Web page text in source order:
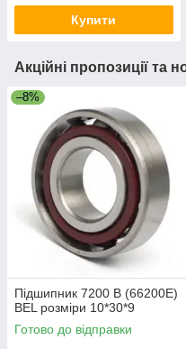
Купити
Акційні пропозиції та
–8%
Підшипник 7200 B (66200E)
BEL розміри 10*30*9
Готово до відправки